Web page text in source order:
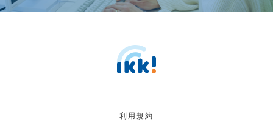
利用規約